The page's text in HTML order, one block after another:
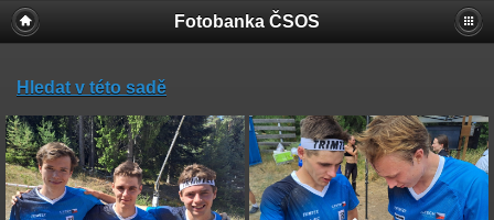
Fotobanka ČSOS
Hledat v této sadě